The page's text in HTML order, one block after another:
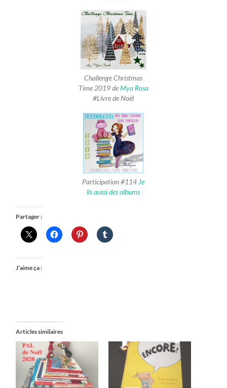
Challenge Christmas
Time 2019 deMya Rosa
#Livre de Noël
Participation #114 Je
lis aussi des albums
Partager :
J’aime ça :
Articles similaires